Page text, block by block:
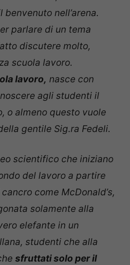
benvenuto nell’arena.
parlare di un tema
discutere molto,
scuola lavoro.
lavoro, nasce con
agli studenti il
o almeno questo vuole
gentile Sig.ra Fedeli.
scientifico che iniziano
del lavoro a partire
come McDonald’s,
solamente alla
elefante in un
studenti che alla
sfruttati solo per il